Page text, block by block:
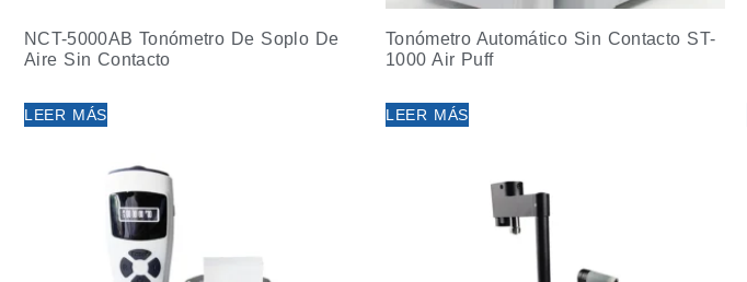
NCT-5000AB Tonómetro De Soplo De
Aire Sin Contacto
LEER MÁS
Tonómetro Automático Sin Contacto ST-
1000 Air Puff
LEER MÁS